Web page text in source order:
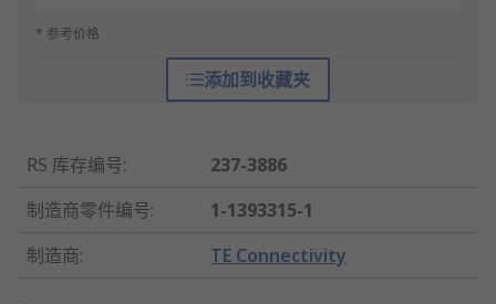
* 参考价格
添加到收藏夹
RS 库存编号:
237-3886
制造商零件编号:
1-1393315-1
制造商: TE Connectivity